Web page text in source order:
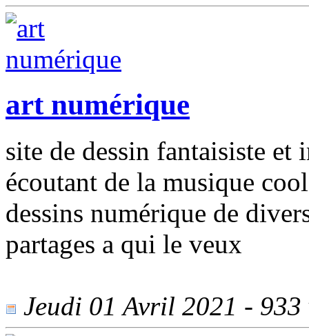
art numérique
site de dessin fantaisiste
écoutant de la musique
dessins numérique de
partages a qui le veux
Jeudi 01 Avril 2021 - 933